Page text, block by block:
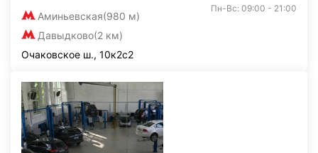
Аминьевская(980 м)
Давыдково(2 км)
Пн-Вс: 09:00 - 21:00
Очаковское ш., 10к2с2